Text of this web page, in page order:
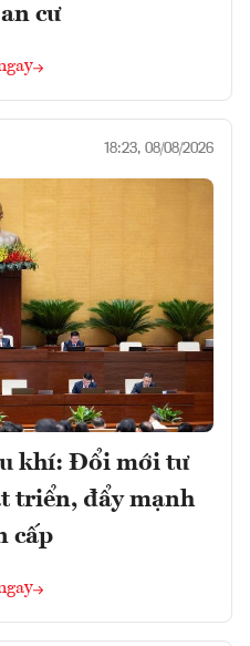
cư
18:23, 08/08/2026
khí: Đổi mới tư
triển, đẩy mạnh
cấp